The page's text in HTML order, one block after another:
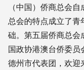
（中国）侨商总会
总会的特点成立了青
础。第五届侨商总会
国政协港澳台侨委
德州市代表团，欢迎